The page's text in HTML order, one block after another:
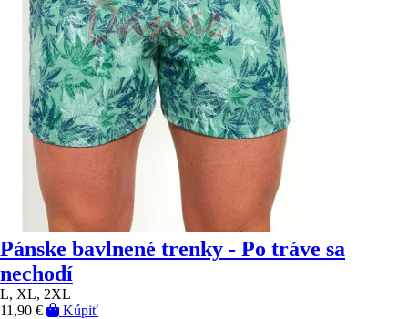
Pánske bavlnené trenky - Po tráve sa
nechodí
L, XL, 2XL
11,90 €
Kúpiť